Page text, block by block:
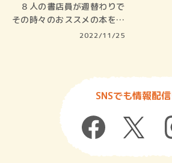
８人の書店員が週替わりで
その時々のおススメの本を三
2022/11/25
SNSでも情報配